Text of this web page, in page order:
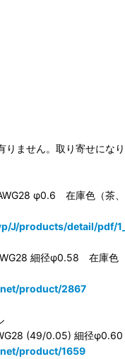
りません。取り寄せになり
φ0.6 在庫色（茶、
J/products/detail/pdf/
細径φ0.58 在庫色（
product/2867
(49/0.05) 細径
product/1659